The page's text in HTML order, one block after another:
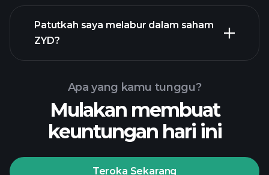
laporan kewangan
Playtrade
Tournaments
broker yang
Patutkah saya melabur dalam saham
ZYD?
Apa yang kamu tunggu?
Mulakan membuat
keuntungan hari ini
Teroka Sekarang